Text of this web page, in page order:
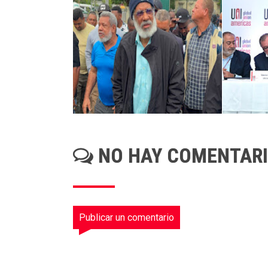
NO HAY
Publicar un comentario